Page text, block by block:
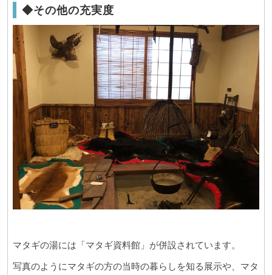
◆その他の充実度
マタギの湯には「マタギ資料館」が併設されています。
写真のようにマタギの方の当時の暮らしを知る展示や、マタ